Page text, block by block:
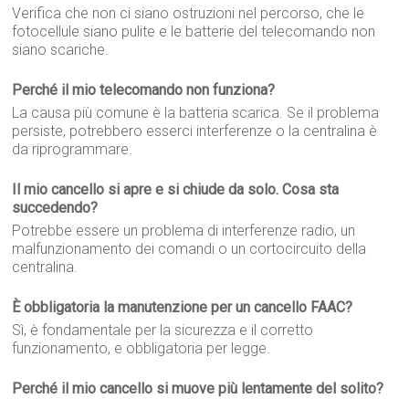
Verifica che non ci siano ostruzioni nel percorso, che le
fotocellule siano pulite e le batterie del telecomando non
siano scariche.
Perché il mio telecomando non funziona?
La causa più comune è la batteria scarica. Se il problema
persiste, potrebbero esserci interferenze o la centralina è
da riprogrammare.
Il mio cancello si apre e si chiude da solo. Cosa sta
succedendo?
Potrebbe essere un problema di interferenze radio, un
malfunzionamento dei comandi o un cortocircuito della
centralina.
È obbligatoria la manutenzione per un cancello FAAC?
Sì, è fondamentale per la sicurezza e il corretto
funzionamento, e obbligatoria per legge.
Perché il mio cancello si muove più lentamente del solito?